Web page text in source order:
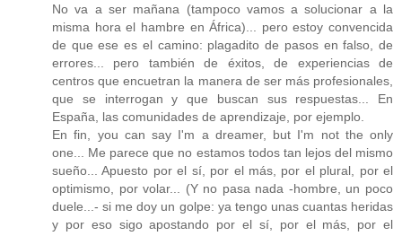
No va a ser mañana (tampoco vamos a solucionar a la
misma hora el hambre en África)... pero estoy convencida
de que ese es el camino: plagadito de pasos en falso, de
errores... pero también de éxitos, de experiencias de
centros que encuetran la manera de ser más profesionales,
que se interrogan y que buscan sus respuestas... En
España, las comunidades de aprendizaje, por ejemplo.
En fin, you can say I'm a dreamer, but I'm not the only
one... Me parece que no estamos todos tan lejos del mismo
sueño... Apuesto por el sí, por el más, por el plural, por el
optimismo, por volar... (Y no pasa nada -hombre, un poco
duele...- si me doy un golpe: ya tengo unas cuantas heridas
y por eso sigo apostando por el sí, por el más, por el